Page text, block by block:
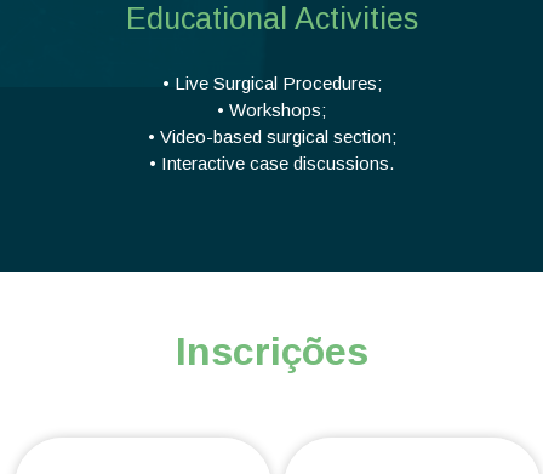
Educational Activities
• Live Surgical Procedures;
• Workshops;
• Video-based surgical section;
• Interactive case discussions.
Inscrições